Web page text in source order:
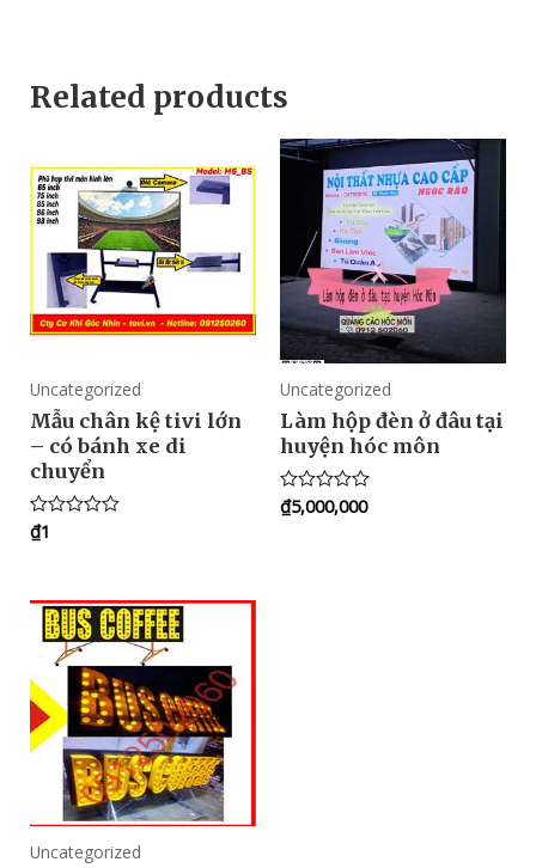
Related products
Uncategorized
Mẫu chân kệ tivi lớn
– có bánh xe di
chuyển
Rated
0
₫1
Uncategorized
Làm hộp đèn ở đâu tại
huyện hóc môn
Rated
0
₫5,000,000
Uncategorized